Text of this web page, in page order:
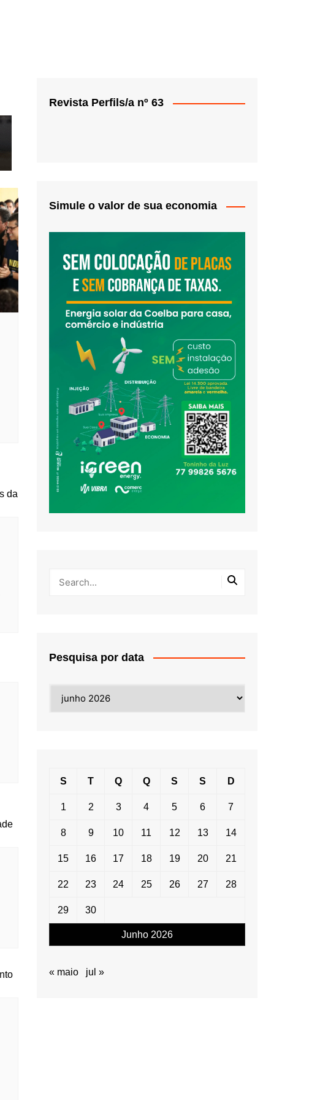
Revista Perfils/a nº 63
Simule o valor de sua economia
Pesquisa por data
por
Junho 2026
S T Q Q S S D
1 2 3 4 5 6 7
8 9 10 11 12 13 14
15 16 17 18 19 20 21
22 23 24 25 26 27 28
29 30
« maio jul »